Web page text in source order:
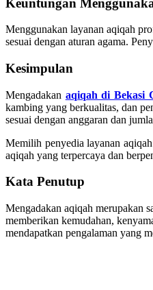
Menggunakan layanan aqiqah
sesuai dengan aturan agama.
Kesimpulan
Mengadakan aqiqah di Bekasi
kambing yang berkualitas, dan
sesuai dengan anggaran dan
Memilih penyedia layanan
aqiqah yang terpercaya dan
Kata Penutup
Mengadakan aqiqah merupakan
memberikan kemudahan,
mendapatkan pengalaman yang